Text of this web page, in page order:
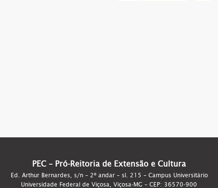
PEC – Pró-Reitoria de Extensão e Cultura
Ed. Arthur Bernardes, s/n – 2º andar – sl. 215 – Campus Universitário
Universidade Federal de Viçosa, Viçosa-MG – CEP: 36570-900